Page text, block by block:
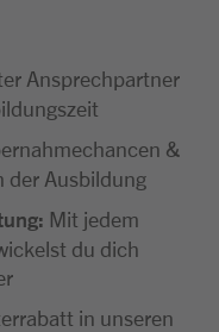
Ansprechpartner
&
der Ausbildung
Mit jedem
du dich
in unseren